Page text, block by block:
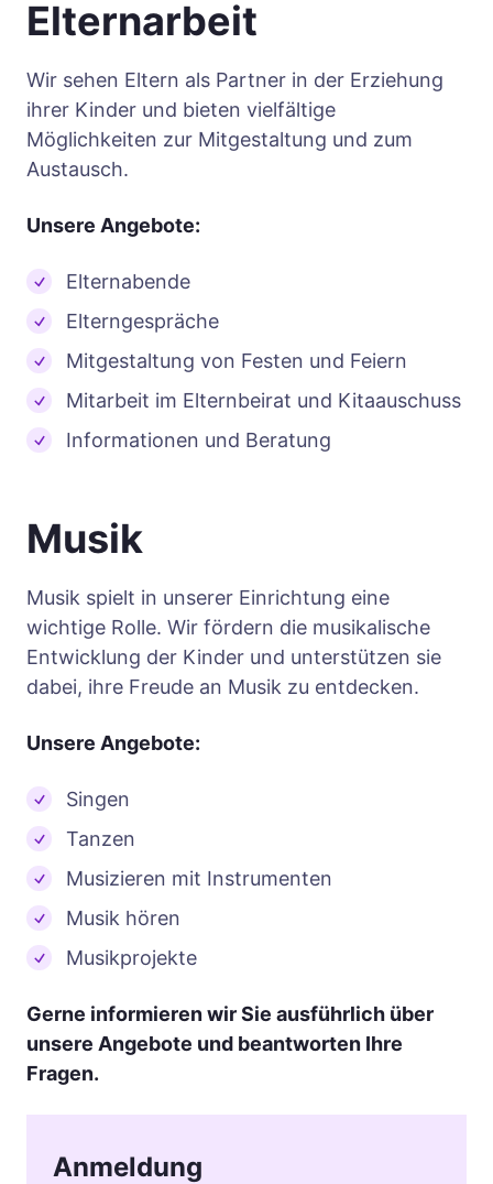
Elternarbeit
Wir sehen Eltern als Partner in der Erziehung
ihrer Kinder und bieten vielfältige
Möglichkeiten zur Mitgestaltung und zum
Austausch.
Unsere Angebote:
Elternabende
Elterngespräche
Mitgestaltung von Festen und Feiern
Mitarbeit im Elternbeirat und Kitaauschuss
Informationen und Beratung
Musik
Musik spielt in unserer Einrichtung eine
wichtige Rolle. Wir fördern die musikalische
Entwicklung der Kinder und unterstützen sie
dabei, ihre Freude an Musik zu entdecken.
Unsere Angebote:
Singen
Tanzen
Musizieren mit Instrumenten
Musik hören
Musikprojekte
Gerne informieren wir Sie ausführlich über
unsere Angebote und beantworten Ihre
Fragen.
Anmeldung